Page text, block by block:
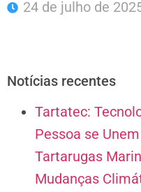
24 de julho de
Notícias recentes
Tartatec:
Pessoa se
Tartarugas
Mudanças